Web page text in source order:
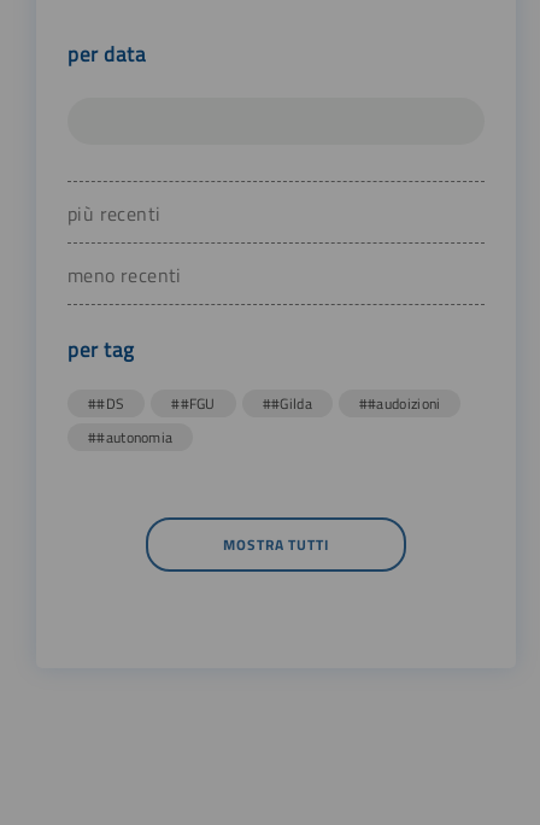
per data
più recenti
meno recenti
per tag
##DS ##FGU ##Gilda
##audoizioni
##autonomia
MOSTRA TUTTI